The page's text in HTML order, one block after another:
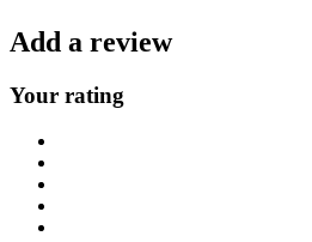
Add a review
Your rating